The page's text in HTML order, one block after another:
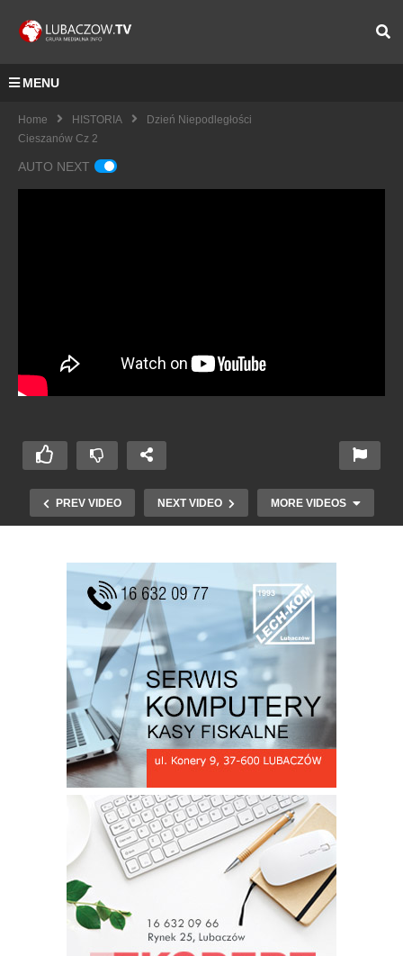
MENU
Home HISTORIA
Dzień Niepodległości
Cieszanów Cz 2
AUTO NEXT
PREV VIDEO NEXT VIDEO MORE VIDEOS
Burmistrz Z. Zadworny o filmie Cieszanów